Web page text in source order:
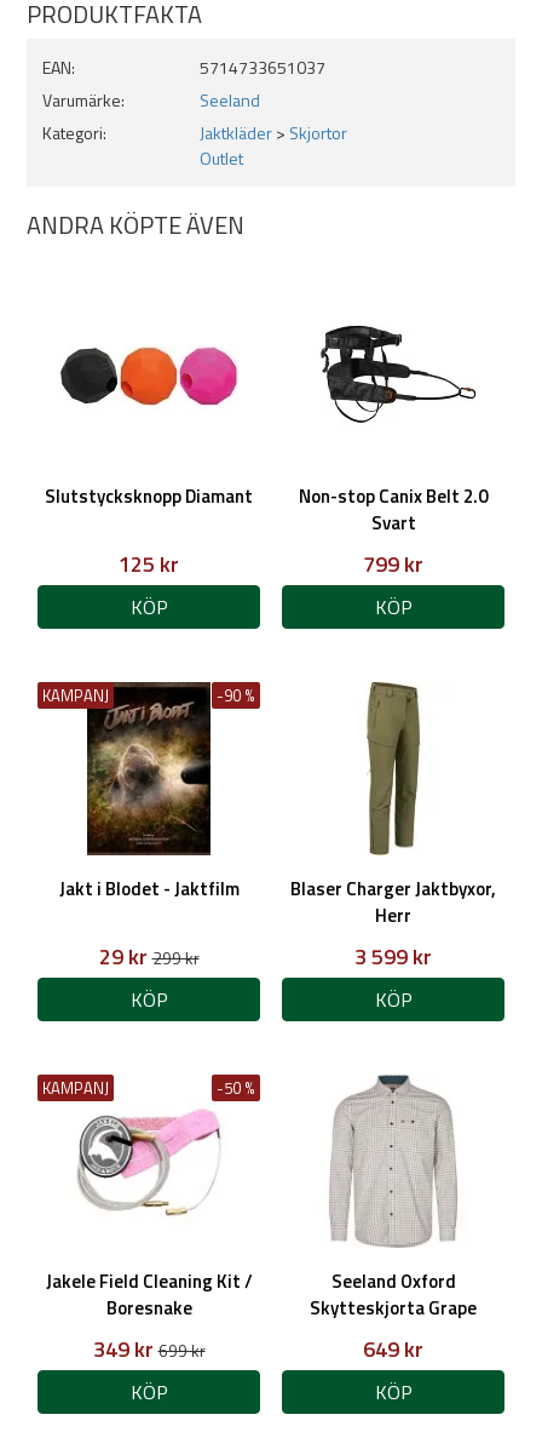
PRODUKTFAKTA
EAN:
5714733651037
Varumärke:
Seeland
Kategori:
Jaktkläder> Skjortor
Outlet
ANDRA KÖPTE ÄVEN
Slutstycksknopp Diamant
125 kr
KÖP
Non-stop Canix Belt 2.0
Svart
799 kr
KÖP
KAMPANJ -90 %
Jakt i Blodet - Jaktfilm
29 kr299 kr
KÖP
Blaser Charger Jaktbyxor,
Herr
3 599 kr
KÖP
KAMPANJ -50 %
Jakele Field Cleaning Kit /
Boresnake
349 kr699 kr
KÖP
Seeland Oxford
Skytteskjorta Grape
649 kr
KÖP